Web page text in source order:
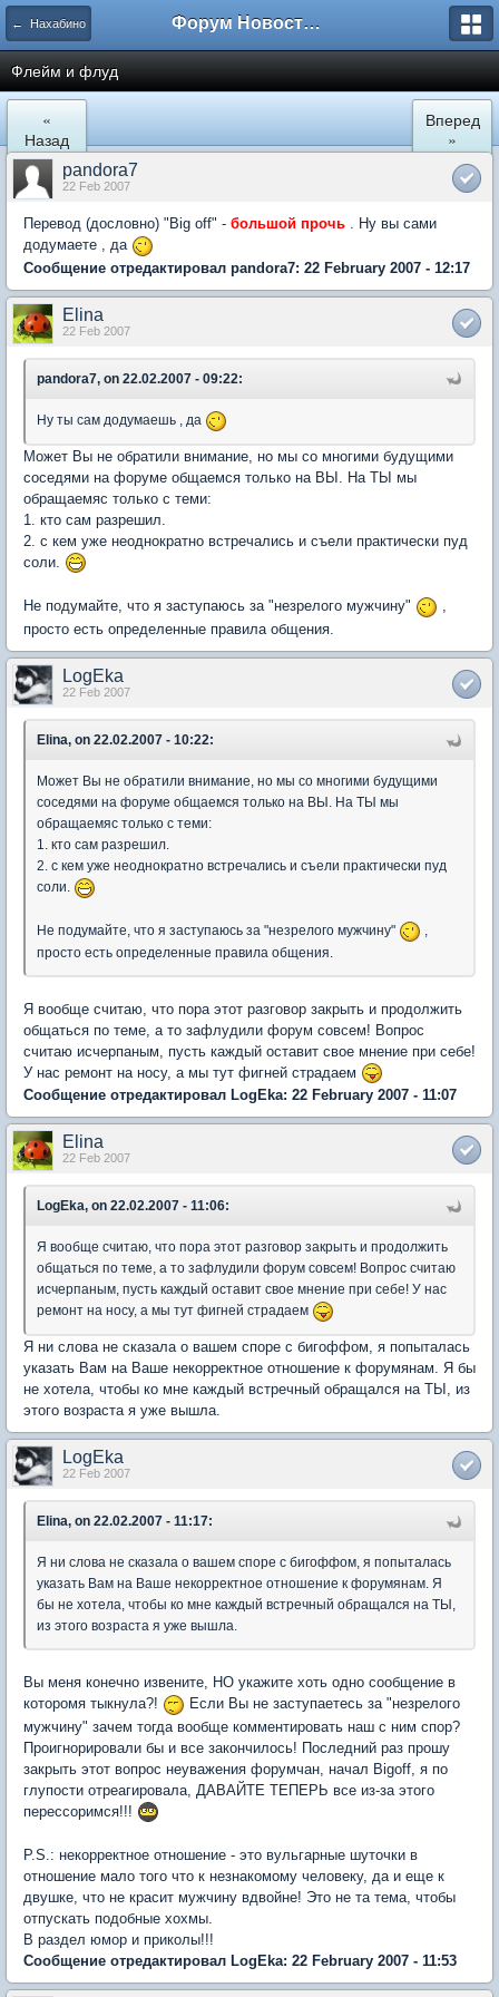
← Нахабино Форум Новостройки
Флейм и флуд
«
Назад
Вперед
»
pandora7
22 Feb 2007
Перевод (дословно) "Big off" - большой прочь . Ну вы сами
додумаете , да
Сообщение отредактировал pandora7: 22 February 2007 - 12:17
Elina
22 Feb 2007
pandora7, on 22.02.2007 - 09:22:
Ну ты сам додумаешь , да
Может Вы не обратили внимание, но мы со многими будущими
соседями на форуме общаемся только на ВЫ. На ТЫ мы
обращаемяс только с теми:
1. кто сам разрешил.
2. с кем уже неоднократно встречались и съели практически пуд
соли.
Не подумайте, что я заступаюсь за "незрелого мужчину"
,
просто есть определенные правила общения.
LogEka
22 Feb 2007
Elina, on 22.02.2007 - 10:22:
Может Вы не обратили внимание, но мы со многими будущими
соседями на форуме общаемся только на ВЫ. На ТЫ мы
обращаемяс только с теми:
1. кто сам разрешил.
2. с кем уже неоднократно встречались и съели практически пуд
соли.
Не подумайте, что я заступаюсь за "незрелого мужчину"
,
просто есть определенные правила общения.
Я вообще считаю, что пора этот разговор закрыть и продолжить
общаться по теме, а то зафлудили форум совсем! Вопрос
считаю исчерпаным, пусть каждый оставит свое мнение при себе!
У нас ремонт на носу, а мы тут фигней страдаем
Сообщение отредактировал LogEka: 22 February 2007 - 11:07
Elina
22 Feb 2007
LogEka, on 22.02.2007 - 11:06:
Я вообще считаю, что пора этот разговор закрыть и продолжить
общаться по теме, а то зафлудили форум совсем! Вопрос считаю
исчерпаным, пусть каждый оставит свое мнение при себе! У нас
ремонт на носу, а мы тут фигней страдаем
Я ни слова не сказала о вашем споре с бигоффом, я попыталась
указать Вам на Ваше некорректное отношение к форумянам. Я бы
не хотела, чтобы ко мне каждый встречный обращался на ТЫ, из
этого возраста я уже вышла.
LogEka
22 Feb 2007
Elina, on 22.02.2007 - 11:17:
Я ни слова не сказала о вашем споре с бигоффом, я попыталась
указать Вам на Ваше некорректное отношение к форумянам. Я
бы не хотела, чтобы ко мне каждый встречный обращался на ТЫ,
из этого возраста я уже вышла.
Вы меня конечно извените, НО укажите хоть одно сообщение в
которомя тыкнула?!
Если Вы не заступаетесь за "незрелого
мужчину" зачем тогда вообще комментировать наш с ним спор?
Проигнорировали бы и все закончилось! Последний раз прошу
закрыть этот вопрос неуважения форумчан, начал Bigoff, я по
глупости отреагировала, ДАВАЙТЕ ТЕПЕРЬ все из-за этого
перессоримся!!!
P.S.: некорректное отношение - это вульгарные шуточки в
отношение мало того что к незнакомому человеку, да и еще к
двушке, что не красит мужчину вдвойне! Это не та тема, чтобы
отпускать подобные хохмы.
В раздел юмор и приколы!!!
Сообщение отредактировал LogEka: 22 February 2007 - 11:53